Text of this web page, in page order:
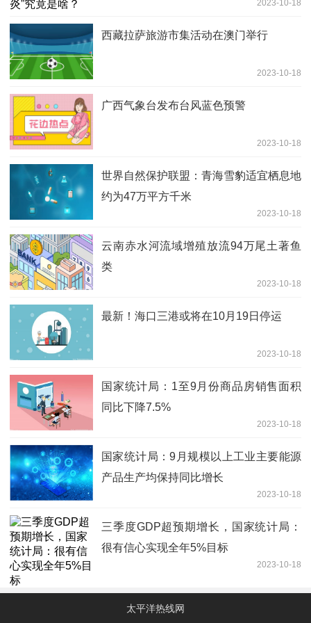
2023-10-18
西藏拉萨旅游市集活动在澳门举行
2023-10-18
广西气象台发布台风蓝色预警
2023-10-18
世界自然保护联盟：青海雪豹适宜栖息地
约为47万平方千米
2023-10-18
云南赤水河流域增殖放流94万尾土著鱼
类
2023-10-18
最新！海口三港或将在10月19日停运
2023-10-18
国家统计局：1至9月份商品房销售面积
同比下降7.5%
2023-10-18
国家统计局：9月规模以上工业主要能源
产品生产均保持同比增长
2023-10-18
三季度GDP超预期增长，国家统计局：
很有信心实现全年5%目标
2023-10-18
太平洋热线网